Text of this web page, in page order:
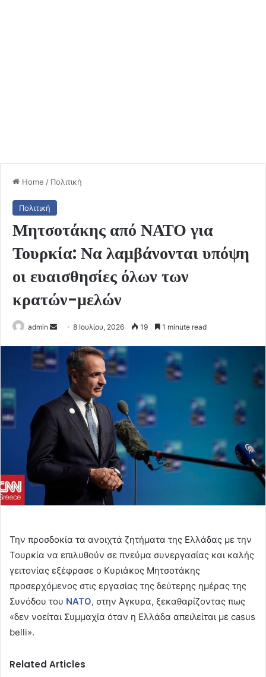
Home / Πολιτική
Πολιτική
Μητσοτάκης από ΝΑΤΟ για
Τουρκία: Να λαμβάνονται υπόψη
οι ευαισθησίες όλων των
κρατών-μελών
admin
Send
email
8 Ιουλίου, 2026 19 1 minute read
Την προσδοκία τα ανοιχτά ζητήματα της Ελλάδας με την
Τουρκία να επιλυθούν σε πνεύμα συνεργασίας και καλής
γειτονίας εξέφρασε ο Κυριάκος Μητσοτάκης
προσερχόμενος στις εργασίας της δεύτερης ημέρας της
Συνόδου του ΝΑΤΟ, στην Άγκυρα, ξεκαθαρίζοντας πως
«δεν νοείται Συμμαχία όταν η Ελλάδα απειλείται με casus
belli».
Related Articles